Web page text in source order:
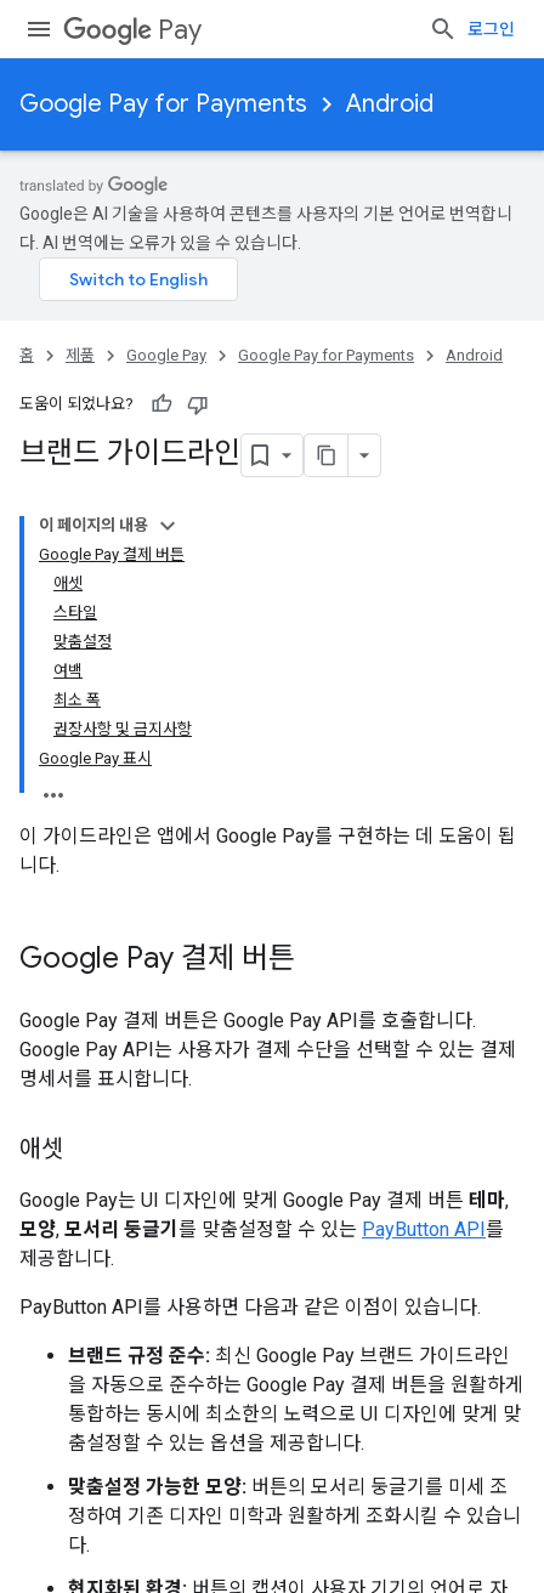
Pay 로그인
Google Pay for Payments Android
Google은 AI 기술을 사용하여 콘텐츠를 사용자의 기본 언어로 번역합니
다. AI 번역에는 오류가 있을 수 있습니다.
홈 제품 Google Pay Google Pay for Payments Android
도움이 되었나요?
브랜드 가이드라인
이 페이지의 내용
Google Pay 결제 버튼
애셋
스타일
맞춤설정
여백
최소 폭
권장사항 및 금지사항
Google Pay 표시
이 가이드라인은 앱에서 Google Pay를 구현하는 데 도움이 됩
니다.
Google Pay 결제 버튼
Google Pay 결제 버튼은 Google Pay API를 호출합니다.
Google Pay API는 사용자가 결제 수단을 선택할 수 있는 결제
명세서를 표시합니다.
애셋
Google Pay는 UI 디자인에 맞게 Google Pay 결제 버튼 테마,
모양, 모서리 둥글기 를 맞춤설정할 수 있는 PayButton API를
제공합니다.
PayButton API를 사용하면 다음과 같은 이점이 있습니다.
브랜드 규정 준수: 최신 Google Pay 브랜드 가이드라인
을 자동으로 준수하는 Google Pay 결제 버튼을 원활하게
통합하는 동시에 최소한의 노력으로 UI 디자인에 맞게 맞
춤설정할 수 있는 옵션을 제공합니다.
맞춤설정 가능한 모양: 버튼의 모서리 둥글기를 미세 조
정하여 기존 디자인 미학과 원활하게 조화시킬 수 있습니
다.